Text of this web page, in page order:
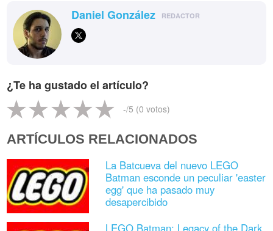
Daniel González REDACTOR
¿Te ha gustado el artículo?
-/5 (0 votos)
ARTÍCULOS RELACIONADOS
La Batcueva del nuevo LEGO
Batman esconde un peculiar 'easter
egg' que ha pasado muy
desapercibido
LEGO Batman: Legacy of the Dark